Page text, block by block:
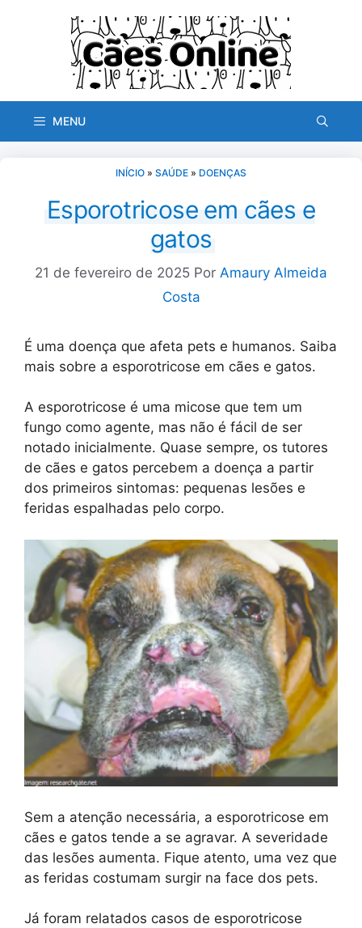
MENU
INÍCIO » SAÚDE » DOENÇAS
Esporotricose em cães e
gatos
21 de fevereiro de 2025 Por Amaury Almeida
Costa
É uma doença que afeta pets e humanos. Saiba
mais sobre a esporotricose em cães e gatos.
A esporotricose é uma micose que tem um
fungo como agente, mas não é fácil de ser
notado inicialmente. Quase sempre, os tutores
de cães e gatos percebem a doença a partir
dos primeiros sintomas: pequenas lesões e
feridas espalhadas pelo corpo.
Sem a atenção necessária, a esporotricose em
cães e gatos tende a se agravar. A severidade
das lesões aumenta. Fique atento, uma vez que
as feridas costumam surgir na face dos pets.
Já foram relatados casos de esporotricose